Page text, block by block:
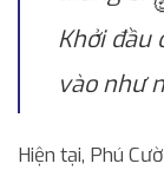
Khởi đầu
vào như
Hiện tại, Phú